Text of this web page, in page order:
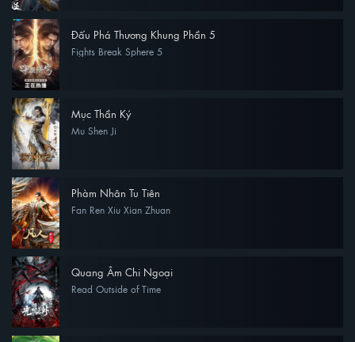
Đấu Phá Thương Khung Phần 5
Fights Break Sphere 5
Mục Thần Ký
Mu Shen Ji
Phàm Nhân Tu Tiên
Fan Ren Xiu Xian Zhuan
Quang Âm Chi Ngoại
Read Outside of Time